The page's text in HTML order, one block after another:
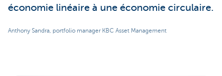
économie linéaire à une économie circulaire.
Anthony Sandra, portfolio manager KBC Asset Management